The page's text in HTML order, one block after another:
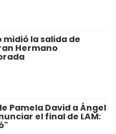
la salida de
Hermano
Pamela David a Ángel
el final de LAM: